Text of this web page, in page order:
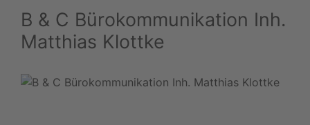
B & C Bürokommunikation Inh.
Matthias Klottke